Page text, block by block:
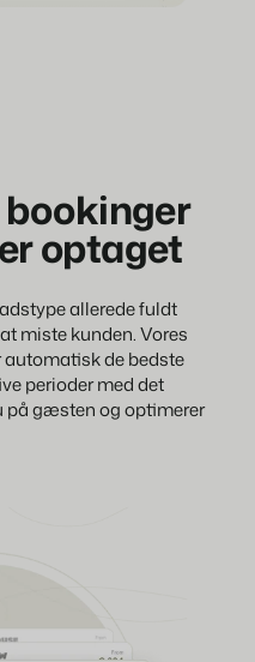
optaget
allerede fuldt
miste kunden. Vores
de bedste
perioder med det
på gæsten og optimerer